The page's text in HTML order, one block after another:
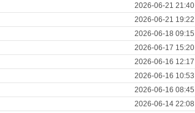
2026-06-21 21:40
2026-06-21 19:22
2026-06-18 09:15
2026-06-17 15:20
2026-06-16 12:17
2026-06-16 10:53
2026-06-16 08:45
2026-06-14 22:08